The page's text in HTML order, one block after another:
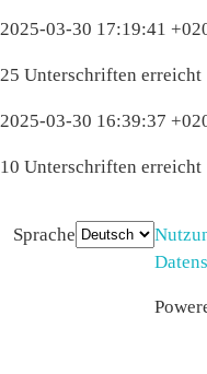
2025-03-30 17:19:41
25 Unterschriften erreicht
2025-03-30 16:39:37
10 Unterschriften erreicht
Sprache